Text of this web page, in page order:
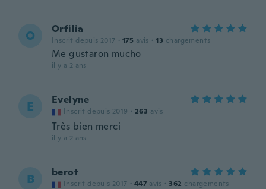
O Orfilia
Inscrit depuis 2017 · 175 avis · 13 chargements
Me gustaron mucho
il y a 2 ans
E Evelyne
Inscrit depuis 2019 · 263 avis
Très bien merci
il y a 2 ans
B berot
Inscrit depuis 2017 · 447 avis · 362 chargements